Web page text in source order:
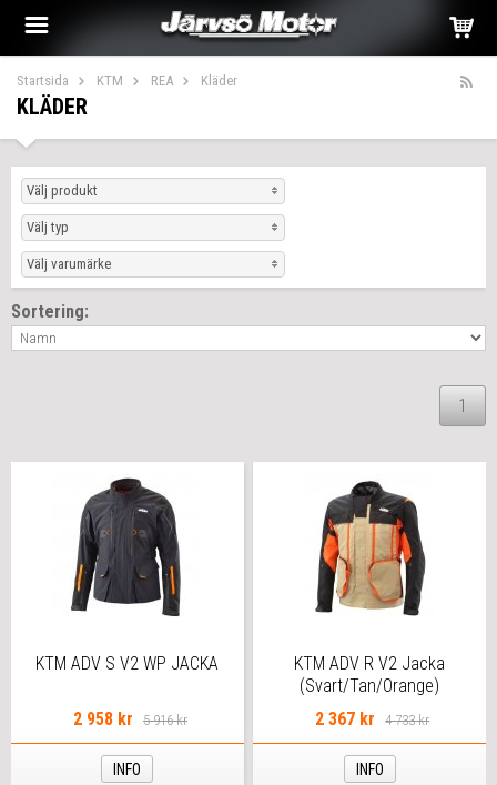
Startsida KTM REA Kläder
KLÄDER
Välj produkt
Välj typ
Välj varumärke
Sortering:
1
KTM ADV S V2 WP JACKA
2 958 kr 5 916 kr
INFO
KTM ADV R V2 Jacka
(Svart/Tan/Orange)
2 367 kr
4 733 kr
INFO